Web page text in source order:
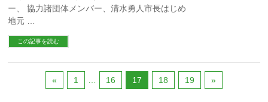
ー、 協力諸団体メンバー、清水勇人市長はじめ
地元 …
この記事を読む
« 1 16 17 18 19 »